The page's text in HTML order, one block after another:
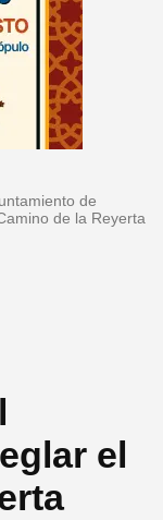
de
de la Reyerta
el